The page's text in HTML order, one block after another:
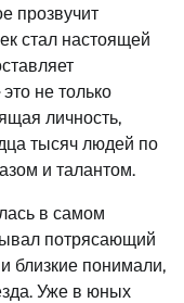
прозвучит
стал настоящей
не только
личность,
тысяч людей по
и талантом.
в самом
потрясающий
близкие понимали,
Уже в юных